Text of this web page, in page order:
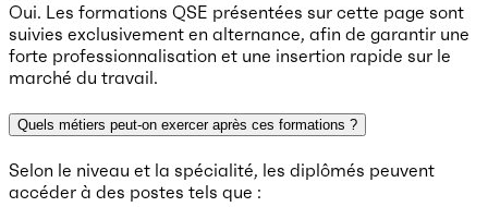
Oui. Les formations QSE présentées sur cette page sont
suivies exclusivement en alternance, afin de garantir une
forte professionnalisation et une insertion rapide sur le
marché du travail.
Quels métiers peut-on exercer après ces formations ?
Selon le niveau et la spécialité, les diplômés peuvent
accéder à des postes tels que :